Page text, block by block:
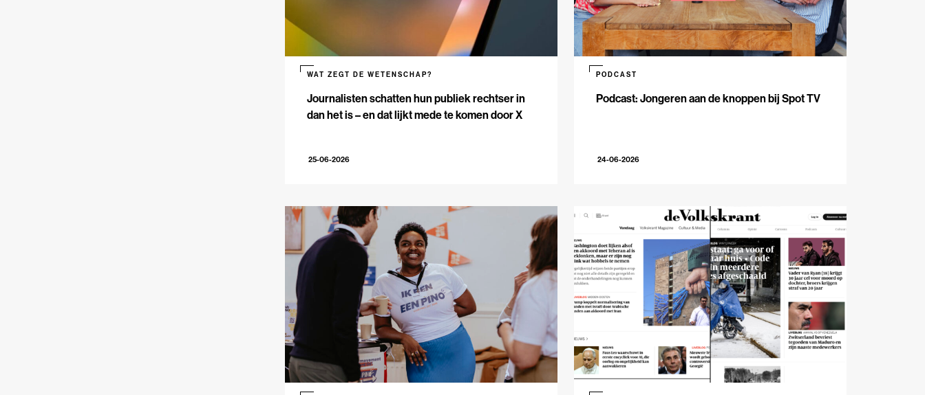
Journalisten schatten hun publiek rechtser in
dan het is – en dat lijkt mede te komen door X
WAT ZEGT DE WETENSCHAP?
25-06-2026
Podcast: Jongeren aan de knoppen bij Spot TV
PODCAST
24-06-2026